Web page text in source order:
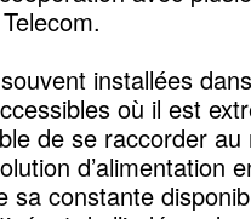
installées
où il est
de se raccorder
d’alimentation
sa constante